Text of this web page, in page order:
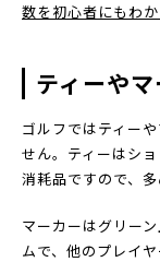
数を初心者にもわ
ティーや
ゴルフではティー
せん。ティーはシ
消耗品ですので、
マーカーはグリー
ムで、他のプレイ